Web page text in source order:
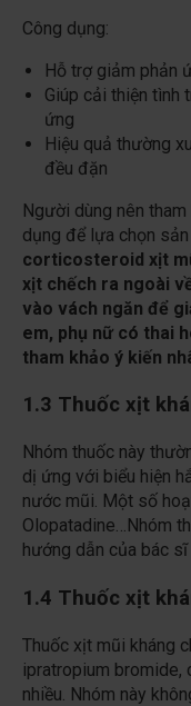
Công dụng:
Hỗ trợ giảm phản
Giúp cải thiện tình
ứng
Hiệu quả thường
đều đặn
Người dùng nên
dụng để lựa chọn sản
corticosteroid xịt
xịt chếch ra ngoài
vào vách ngăn để
em, phụ nữ có thai
tham khảo ý kiến
1.3 Thuốc xịt
Nhóm thuốc này
dị ứng với biểu hiện
nước mũi. Một số
Olopatadine…Nhóm
hướng dẫn của bác
1.4 Thuốc xịt
Thuốc xịt mũi kháng
ipratropium bromide,
nhiều. Nhóm này